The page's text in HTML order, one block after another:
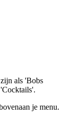
als 'Bobs
je menu.